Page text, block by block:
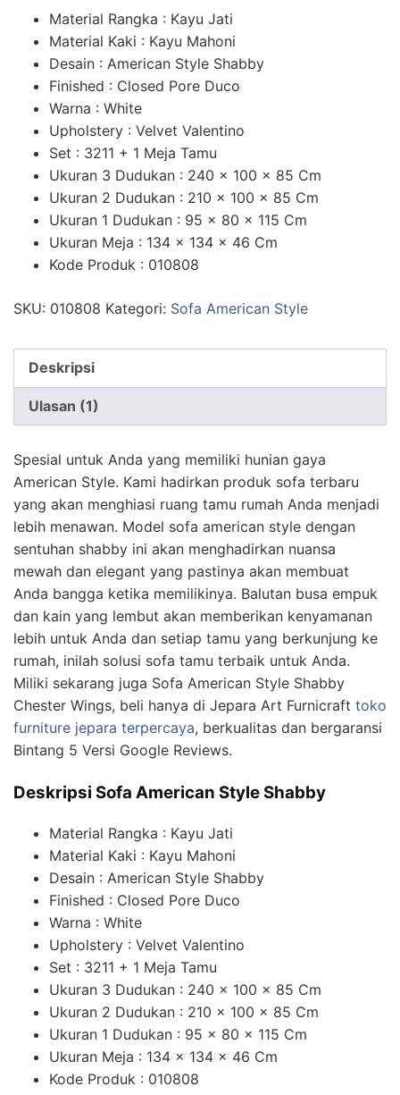
Material Rangka : Kayu Jati
Material Kaki : Kayu Mahoni
Desain : American Style Shabby
Finished : Closed Pore Duco
Warna : White
Upholstery : Velvet Valentino
Set : 3211 + 1 Meja Tamu
Ukuran 3 Dudukan : 240 x 100 x 85 Cm
Ukuran 2 Dudukan : 210 x 100 x 85 Cm
Ukuran 1 Dudukan : 95 x 80 x 115 Cm
Ukuran Meja : 134 x 134 x 46 Cm
Kode Produk : 010808
SKU: 010808 Kategori: Sofa American Style
Deskripsi
Ulasan (1)
Spesial untuk Anda yang memiliki hunian gaya
American Style. Kami hadirkan produk sofa terbaru
yang akan menghiasi ruang tamu rumah Anda menjadi
lebih menawan. Model sofa american style dengan
sentuhan shabby ini akan menghadirkan nuansa
mewah dan elegant yang pastinya akan membuat
Anda bangga ketika memilikinya. Balutan busa empuk
dan kain yang lembut akan memberikan kenyamanan
lebih untuk Anda dan setiap tamu yang berkunjung ke
rumah, inilah solusi sofa tamu terbaik untuk Anda.
Miliki sekarang juga Sofa American Style Shabby
Chester Wings, beli hanya di Jepara Art Furnicraft toko
furniture jepara terpercaya, berkualitas dan bergaransi
Bintang 5 Versi Google Reviews.
Deskripsi Sofa American Style Shabby
Material Rangka : Kayu Jati
Material Kaki : Kayu Mahoni
Desain : American Style Shabby
Finished : Closed Pore Duco
Warna : White
Upholstery : Velvet Valentino
Set : 3211 + 1 Meja Tamu
Ukuran 3 Dudukan : 240 x 100 x 85 Cm
Ukuran 2 Dudukan : 210 x 100 x 85 Cm
Ukuran 1 Dudukan : 95 x 80 x 115 Cm
Ukuran Meja : 134 x 134 x 46 Cm
Kode Produk : 010808